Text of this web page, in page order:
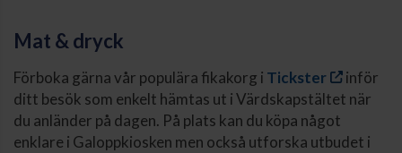
Mat & dryck
Förboka gärna vår populära fikakorg i Tickster
inför
ditt besök som enkelt hämtas ut i Värdskapstältet när
du anländer på dagen. På plats kan du köpa något
enklare i Galoppkiosken men också utforska utbudet i